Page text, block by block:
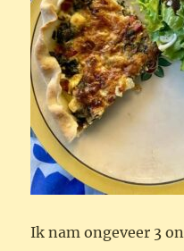
Ik nam ongeveer 3